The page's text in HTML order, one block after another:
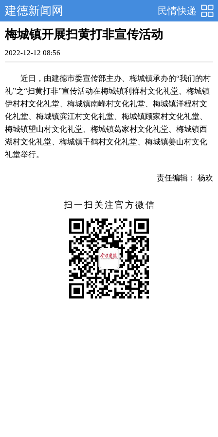
民情快递
建德新闻网
梅城镇开展扫黄打非宣传活动
2022-12-12 08:56
近日，由建德市委宣传部主办、梅城镇承办的“我们的村
礼”之“扫黄打非”宣传活动在梅城镇利群村文化礼堂、梅城镇
伊村村文化礼堂、梅城镇南峰村文化礼堂、梅城镇洋程村文
化礼堂、梅城镇滨江村文化礼堂、梅城镇顾家村文化礼堂、
梅城镇望山村文化礼堂、梅城镇葛家村文化礼堂、梅城镇西
湖村文化礼堂、梅城镇千鹤村文化礼堂、梅城镇姜山村文化
礼堂举行。
责任编辑： 杨欢
扫一扫关注官方微信